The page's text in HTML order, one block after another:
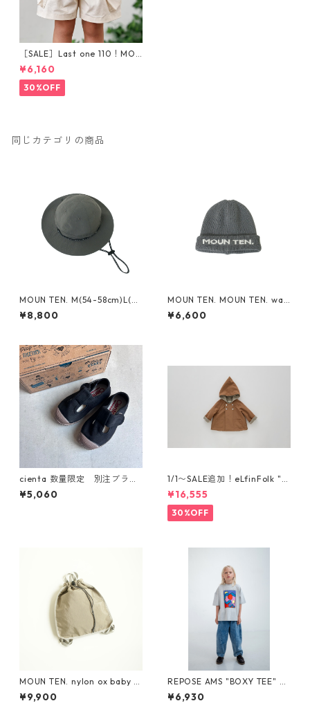
［SALE］Last one 110！MOU
N TEN. "stretch pique cargo
shorts" 110/125/140[23S-MP
76-1319a]※1点までメール便O
K
¥6,160
30%OFF
同じカテゴリの商品
MOUN TEN. M(54-58cm)L(~6
0cm) reversible adventure
hat (re-nylon) [MA78-1957
¥8,800
MOUN TEN. MOUN TEN. wat
ch cap [MA74-1958a]
¥6,600
cienta 数量限定 別注ブラウ
ンソール Tストラップ シュー
ズ Negro
¥5,060
1/1〜SALE追加！eLfinFolk "el
f coat" (milky brown) 110 12
0 130
¥16,555
30%OFF
MOUN TEN. nylon ox baby k
napsack [MA71-0215a]
¥9,900
REPOSE AMS "BOXY TEE" SS
26-86
¥6,930